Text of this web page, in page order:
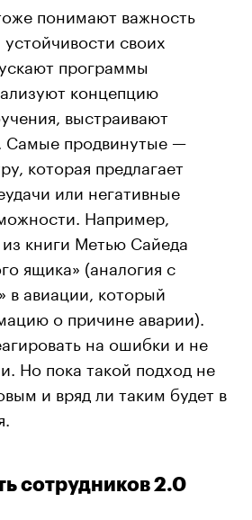
понимают важность
своих
программы
концепцию
выстраивают
Самые продвинутые —
которая предлагает
или негативные
Например,
книги Метью Сайеда
ящика» (аналогия с
авиации, который
о причине аварии).
на ошибки и не
Но пока такой подход не
и вряд ли таким будет в
сотрудников 2.0